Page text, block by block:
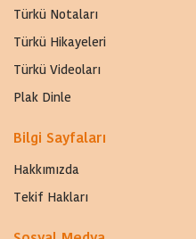
Türkü Notaları
Türkü Hikayeleri
Türkü Videoları
Plak Dinle
Bilgi Sayfaları
Hakkımızda
Tekif Hakları